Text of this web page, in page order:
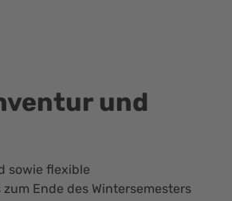
und
sowie flexible
Ende des Wintersemesters